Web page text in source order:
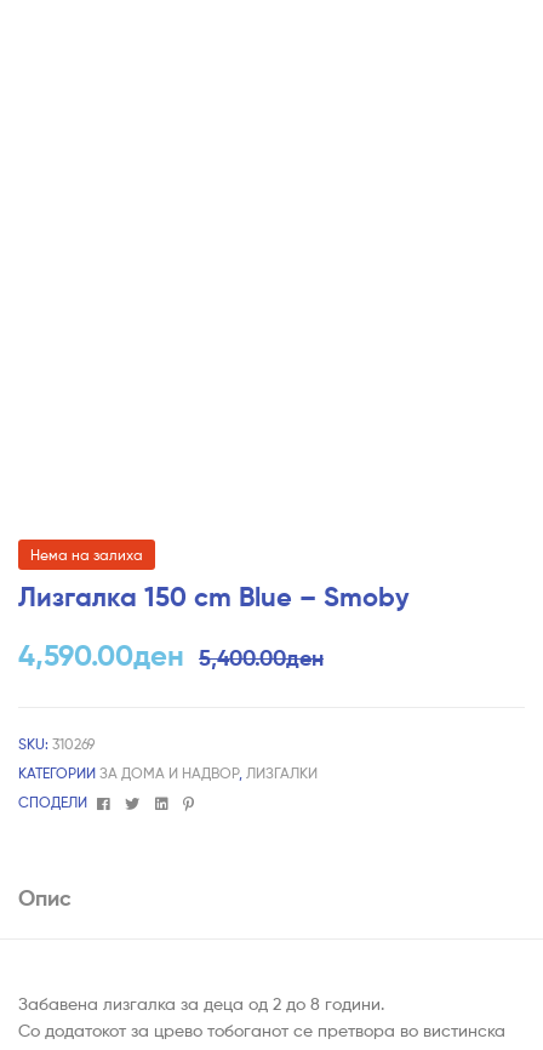
Нема на залиха
Лизгалка 150 cm Blue – Smoby
5,400.00ден
4,590.00ден
SKU: 310269
КАТЕГОРИИ ЗА ДОМА И НАДВОР, ЛИЗГАЛКИ
СПОДЕЛИ
FacebookTwitterLinkedin
Pinterest
Опис
Забавена лизгалка за деца од 2 до 8 години.
Со додатокот за црево тобоганот се претвора во вистинска